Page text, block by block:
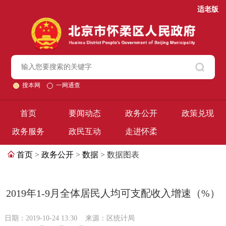
适老版
搜本网 一网通查
首页 要闻动态 政务公开 政策兑现
政务服务 政民互动 走进怀柔
首页 > 政务公开 > 数据 > 数据图表
2019年1-9月全体居民人均可支配收入增速（%）
日期：2019-10-24 13:30 来源：区统计局